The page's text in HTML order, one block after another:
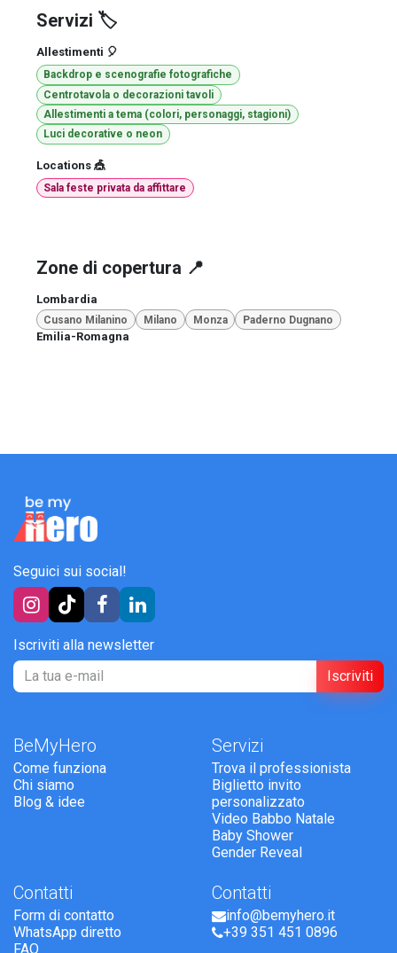
Servizi 🏷️
Allestimenti 🎈
Backdrop e scenografie fotografiche
Centrotavola o decorazioni tavoli
Allestimenti a tema (colori, personaggi, stagioni)
Luci decorative o neon
Locations 🎪
Sala feste privata da affittare
Zone di copertura 📍
Lombardia
Cusano Milanino Milano Monza Paderno Dugnano
Emilia-Romagna
Seguici sui social!
Iscriviti alla newsletter
Iscriviti
BeMyHero
Come funziona
Chi siamo
Blog & idee
Servizi
Trova il professionista
Biglietto invito
personalizzato
Video Babbo Natale
Baby Shower
Gender Reveal
Contatti
Form di contatto
WhatsApp diretto
FAQ
Contatti
info@bemyhero.it
+39 351 451 0896